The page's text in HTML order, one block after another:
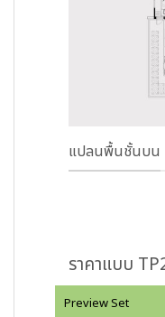
แปลนพื้นชั้นบน
ราคาแบบ
Preview Set